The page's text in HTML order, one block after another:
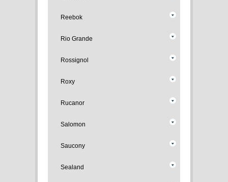
Reebok
Rio Grande
Rossignol
Roxy
Rucanor
Salomon
Saucony
Sealand